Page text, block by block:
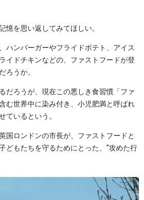
憶を思い返してみてほしい。
ハンバーガーやフライドポテト、アイス
イドチキンなどの、ファストフードが登
ろうか。
だろうが、現在この悪しき食習慣「ファ
む世界中に染み付き、小児肥満と呼ばれ
ているという。
国ロンドンの市長が、ファストフードと
どもたちを守るためにとった、“攻めた行